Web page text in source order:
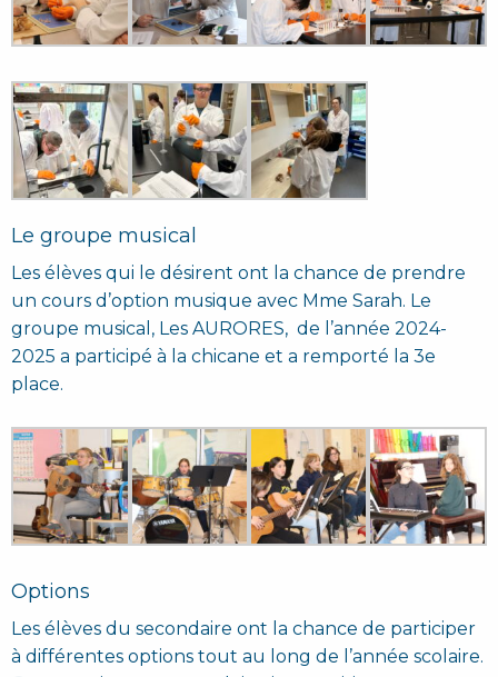
Le groupe musical
Les élèves qui le désirent ont la chance de prendre
un cours d’option musique avec Mme Sarah. Le
groupe musical, Les AURORES, de l’année 2024-
2025 a participé à la chicane et a remporté la 3e
place.
Options
Les élèves du secondaire ont la chance de participer
à différentes options tout au long de l’année scolaire.